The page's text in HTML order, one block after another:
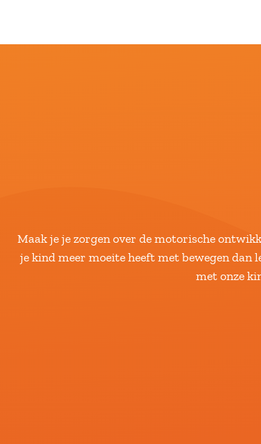
Maak je je zorgen over de motorische
je kind meer moeite heeft met bewegen
met onze